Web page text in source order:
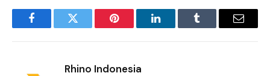
FacebookTwitter Pinterest LinkedInTumblr Email
Rhino Indonesia